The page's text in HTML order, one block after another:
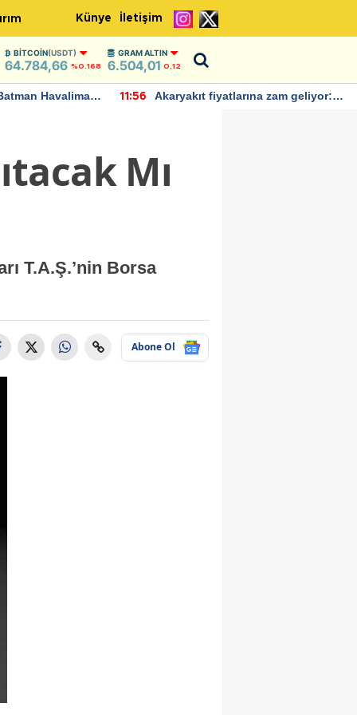
Künye İletişim
BITCOIN(USDT)
64.784,66 %0.168
GRAM ALTIN
6.504,01 0,12
Havalimanı
11:56
Akaryakıt fiyatlarına zam geliyor:
Mı
T.A.Ş.’nin Borsa
Abone Ol